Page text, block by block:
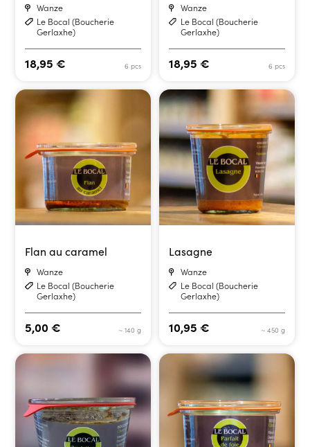
Wanze
Le Bocal (Boucherie
Gerlaxhe)
6 pcs
18,95€
Wanze
Le Bocal (Boucherie
Gerlaxhe)
6 pcs
18,95 €
Flan au caramel
Wanze
Le Bocal (Boucherie
Gerlaxhe)
~ 140 g
5,00€
Lasagne
Wanze
Le Bocal (Boucherie
Gerlaxhe)
~ 450 g
10,95 €